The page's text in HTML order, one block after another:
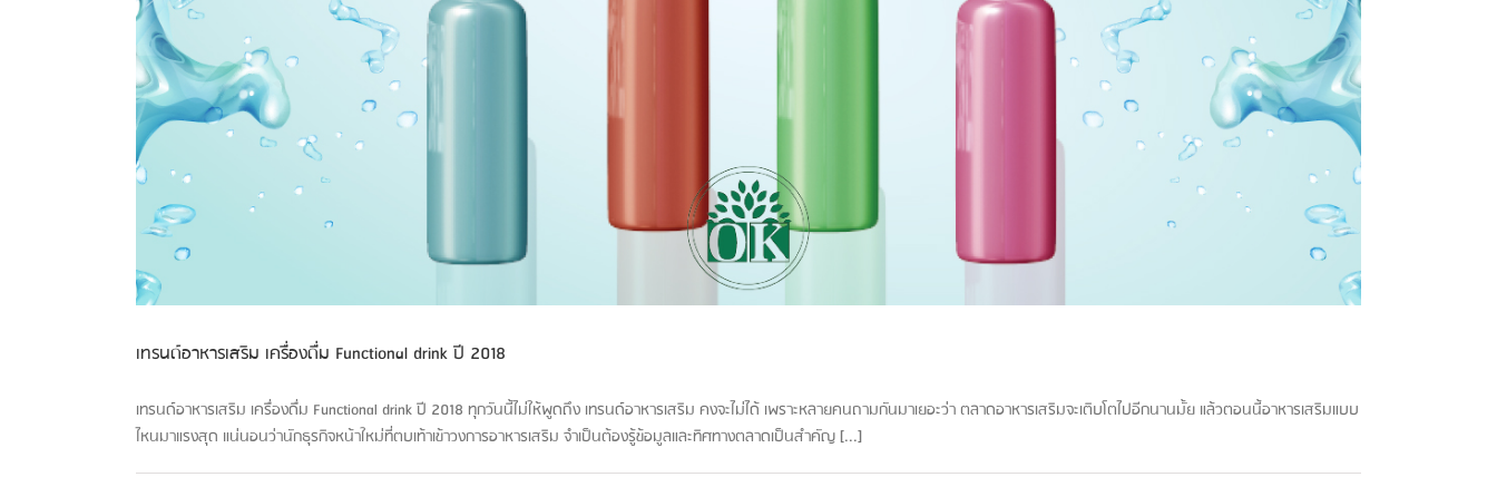
เทรนด์อาหารเสริม เครื่องดื่ม Functional drink ปี 2018
เทรนด์อาหารเสริม เครื่องดื่ม Functional drink ปี 2018 ทุกวันนี้ไม่ให้พูดถึง เทรนด์อาหารเสริม คงจะไม่ได้ เพราะหลายคนถามกันมาเยอะว่า ตลาดอาหารเสริมจะเติบโตไปอีกนานมั้ย แล้วตอนนี้อาหารเสริมแบบ
ไหนมาแรงสุด แน่นอนว่านักธุรกิจหน้าใหม่ที่ตบเท้าเข้าวงการอาหารเสริม จำเป็นต้องรู้ข้อมูลและทิศทางตลาดเป็นสำคัญ [...]